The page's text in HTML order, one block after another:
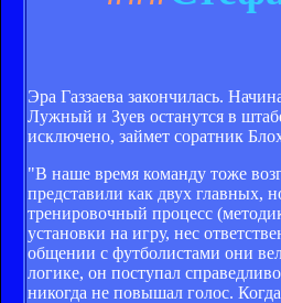
Эра Газзаева закончилась.
Лужный и Зуев останутся в
исключено, займет соратник
"В наше время команду тоже
представили как двух главных,
тренировочный процесс
установки на игру, нес
общении с футболистами они
логике, он поступал
никогда не повышал голос.